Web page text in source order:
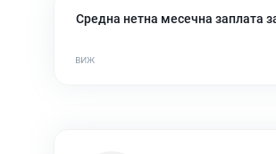
Средна нетна месечна заплата